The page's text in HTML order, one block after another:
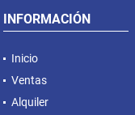
INFORMACIÓN
Inicio
Ventas
Alquiler